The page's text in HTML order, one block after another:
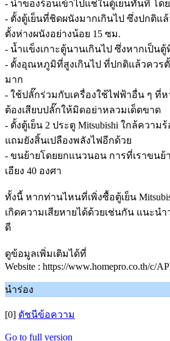
- นำของร้อนเข้าไปแช่ในตู้เย็นทันที โด
- ตั้งตู้เย็นที่ชิดผนังมากเกินไป ซึ่งปกติแ
ตั้งห่างผนังอย่างน้อย 15 ซม.
- น้ำแข็งเกาะตู้นานเกินไป ซึ่งหากเป็น
- ตั้งอุณหภูมิที่สูงเกินไป ที่ปกติแล้วควรตั้
มาก
- ใช้ปลั๊กร่วมกับเครื่องใช้ไฟฟ้าอื่น ๆ ที่
ต้องเสียบปลั๊กให้มิดอย่าหลวมเด็ดขาด
- ตั้งตู้เย็น 2 ประตู Mitsubishi ใกล้คว
แถมยังสิ้นเปลืองพลังไฟอีกด้วย
- ขนย้ายโดยยกแนวนอน การที่เราขนย้
เอียง 40 องศา
ทั้งนี้ หากท่านไหนที่เพิ่งซื้อตู้เย็น
เกิดความเสียหายได้ด้วยเช่นกัน แนะน
ดี
ดูข้อมูลเพิ่มเติมได้ที่
Website : https://www.homepro.co.th/c/
นำร่อง
[0] ดัชนีข้อความ
Go to full version